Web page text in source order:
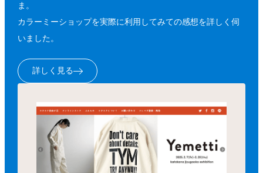
ま。
カラーミーショップを実際に利用してみての感想を詳しく伺
いました。
詳しく見る